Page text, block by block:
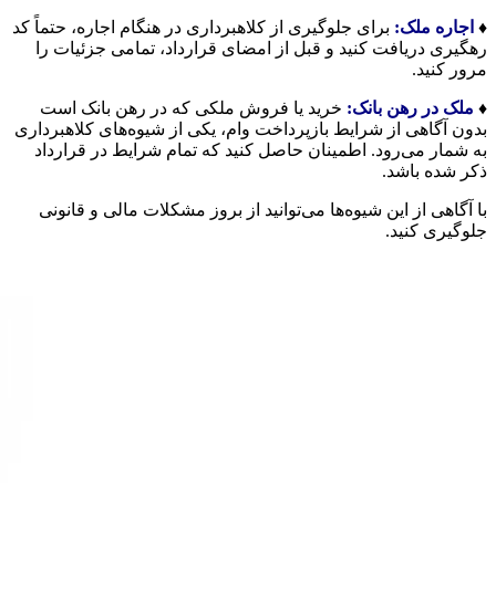
♦️ اجاره ملک: برای جلوگیری از کلاهبرداری در هنگام اجاره، حتماً کد
رهگیری دریافت کنید و قبل از امضای قرارداد، تمامی جزئیات را
مرور کنید.
♦️ ملک در رهن بانک: خرید یا فروش ملکی که در رهن بانک است
بدون آگاهی از شرایط بازپرداخت وام، یکی از شیوه‌های کلاهبرداری
به شمار می‌رود. اطمینان حاصل کنید که تمام شرایط در قرارداد
ذکر شده باشد.
با آگاهی از این شیوه‌ها می‌توانید از بروز مشکلات مالی و قانونی
جلوگیری کنید.